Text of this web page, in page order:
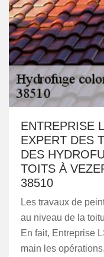
ENTREPRISE
EXPERT DES
DES
TOITS À
38510
Les travaux de
au niveau de la
En fait, Entreprise
main les